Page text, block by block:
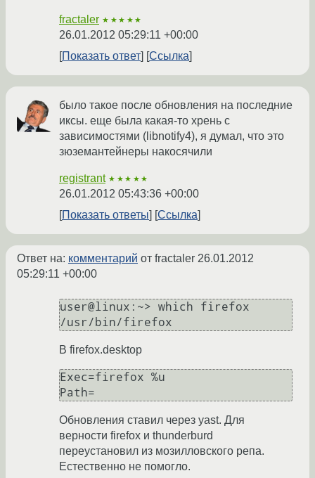
fractaler ★★★★★
26.01.2012 05:29:11 +00:00
Показать ответ
Ссылка
было такое после обновления на последние
иксы. еще была какая-то хрень с
зависимостями (libnotify4), я думал, что это
зюземантейнеры накосячили
registrant ★★★★★
26.01.2012 05:43:36 +00:00
Показать ответы
Ссылка
Ответ на: комментарий от fractaler 26.01.2012
05:29:11 +00:00
user@linux:~> which firefox
В firefox.desktop
Exec=firefox %u
Path=
Обновления ставил через yast. Для
верности firefox и thunderburd
переустановил из мозилловского репа.
Естественно не помогло.